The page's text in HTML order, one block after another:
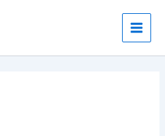
Main